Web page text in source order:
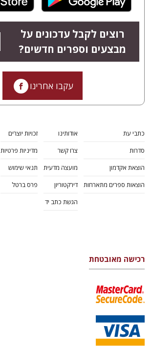
רוצים לקבל עדכונים על
מבצעים וספרים חדשים?
עקבו אחרינו
כתבי עת
סדרות
הוצאת אקדמון
הוצאות ספרים מתארחות
אודותינו
צרו קשר
מועצה מדעית
דירקטוריון
הגשת כתב יד
זכויות יוצרים
מדיניות פרטיות
תנאי שימוש
פרס ברטל
רכישה מאובטחת